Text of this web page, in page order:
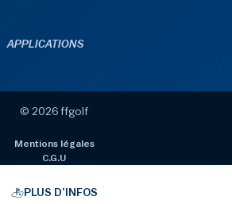
PLUS D’INFOS
APPLICATIONS
© 2026 ffgolf
Mentions légales
C.G.U
de gestion des cookies
Gérer les cookies